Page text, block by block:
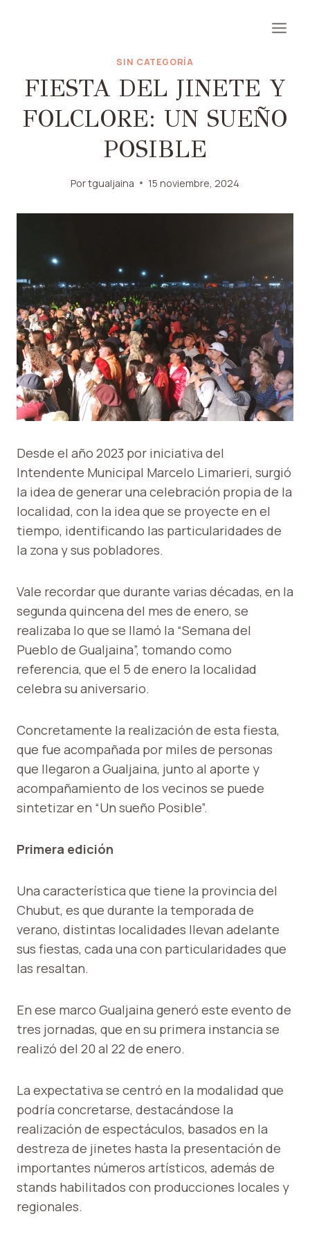
SIN CATEGORÍA
FIESTA DEL JINETE Y
FOLCLORE: UN SUEÑO
POSIBLE
Portgualjaina 15 noviembre, 2024
Desde el año 2023 por iniciativa del
Intendente Municipal Marcelo Limarieri, surgió
la idea de generar una celebración propia de la
localidad, con la idea que se proyecte en el
tiempo, identificando las particularidades de
la zona y sus pobladores.
Vale recordar que durante varias décadas, en la
segunda quincena del mes de enero, se
realizaba lo que se llamó la “Semana del
Pueblo de Gualjaina”, tomando como
referencia, que el 5 de enero la localidad
celebra su aniversario.
Concretamente la realización de esta fiesta,
que fue acompañada por miles de personas
que llegaron a Gualjaina, junto al aporte y
acompañamiento de los vecinos se puede
sintetizar en “Un sueño Posible”.
Primera edición
Una característica que tiene la provincia del
Chubut, es que durante la temporada de
verano, distintas localidades llevan adelante
sus fiestas, cada una con particularidades que
las resaltan.
En ese marco Gualjaina generó este evento de
tres jornadas, que en su primera instancia se
realizó del 20 al 22 de enero.
La expectativa se centró en la modalidad que
podría concretarse, destacándose la
realización de espectáculos, basados en la
destreza de jinetes hasta la presentación de
importantes números artísticos, además de
stands habilitados con producciones locales y
regionales.